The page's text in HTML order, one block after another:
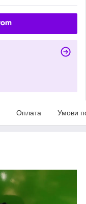
Оплата Умови